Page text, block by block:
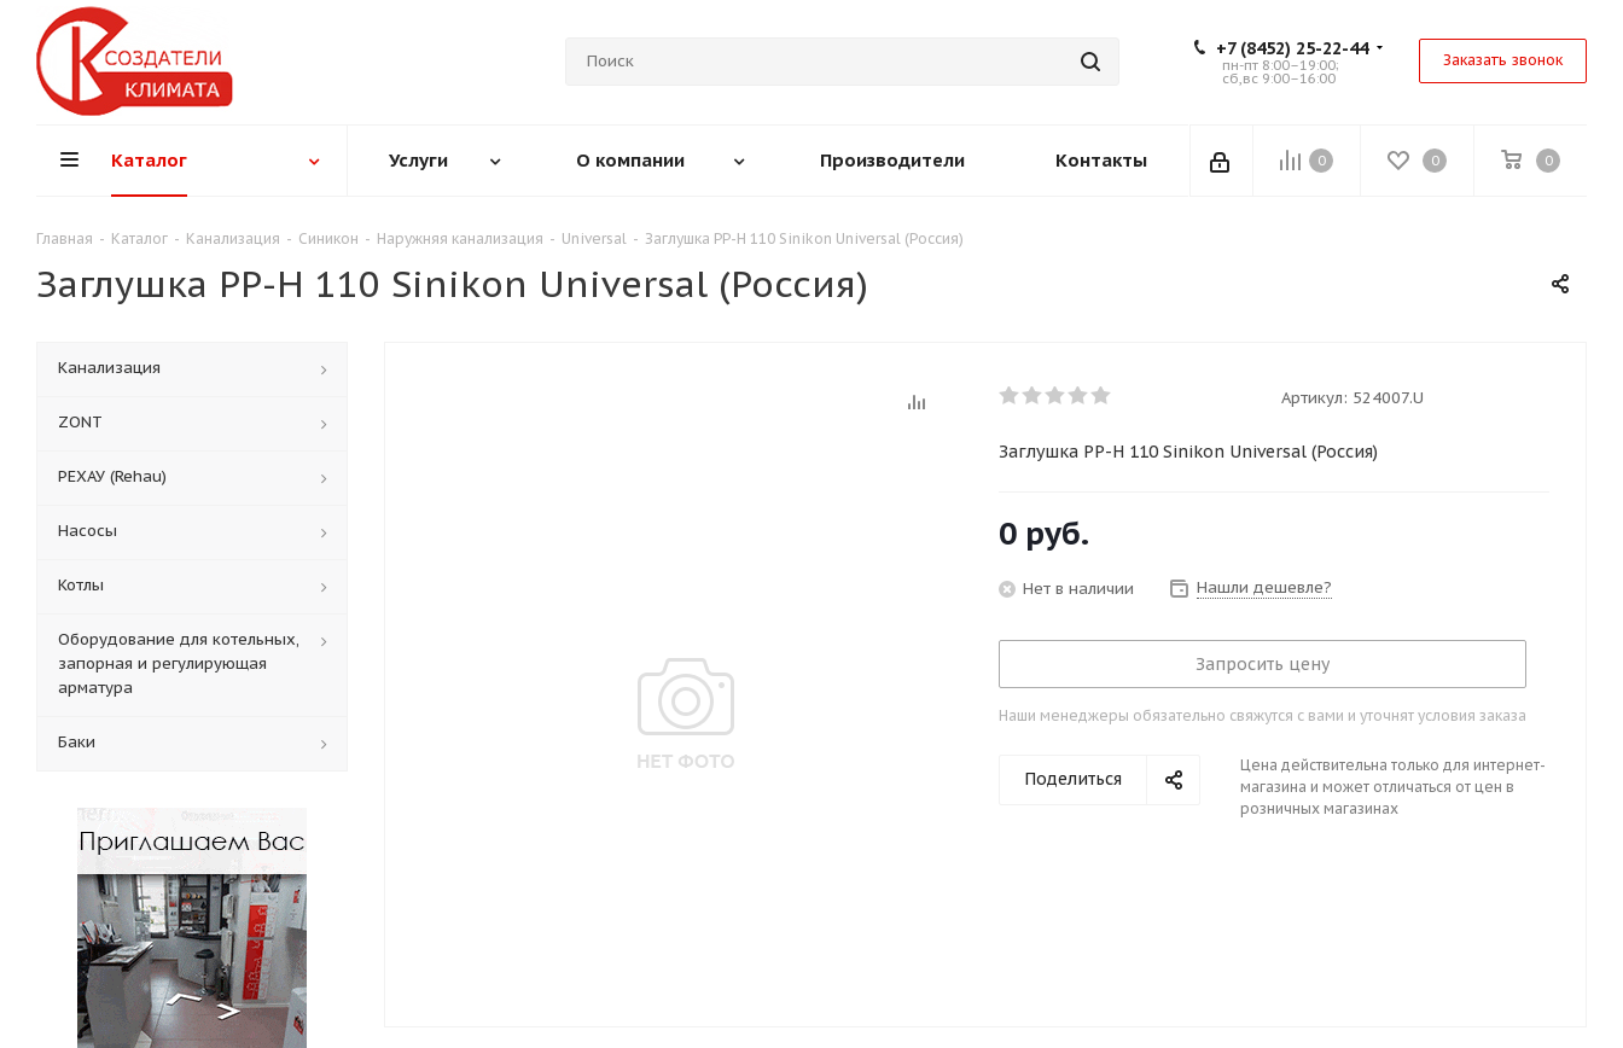
+7 (8452) 25-22-44
пн-пт 8:00–19:00;
сб,вс 9:00–16:00
Заказать звонок
0 0 0
Каталог Услуги О компании Производители Контакты
Главная - Каталог - Канализация - Синикон - Наружняя канализация - Universal - Заглушка PP-H 110 Sinikon Universal (Россия)
Заглушка PP-H 110 Sinikon Universal (Россия)
Артикул: 524007.U
Заглушка PP-H 110 Sinikon Universal (Россия)
0 руб.
Нет в наличии Нашли дешевле?
Запросить цену
Наши менеджеры обязательно свяжутся с вами и уточнят условия заказа
Поделиться
Цена действительна только для интернет-
магазина и может отличаться от цен в
розничных магазинах
Канализация
ZONT
РЕХАУ (Rehau)
Насосы
Котлы
Оборудование для котельных,
запорная и регулирующая
арматура
Баки